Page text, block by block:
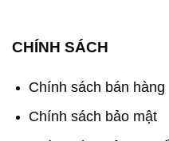
CHÍNH SÁCH
Chính sách bán hàng
Chính sách bảo mật